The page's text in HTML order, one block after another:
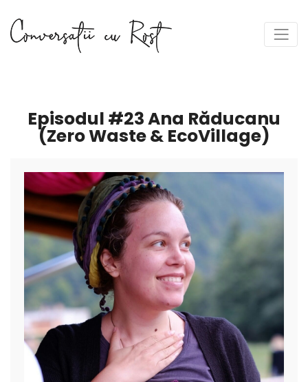
Episodul #23 Ana Răducanu
(Zero Waste & EcoVillage)